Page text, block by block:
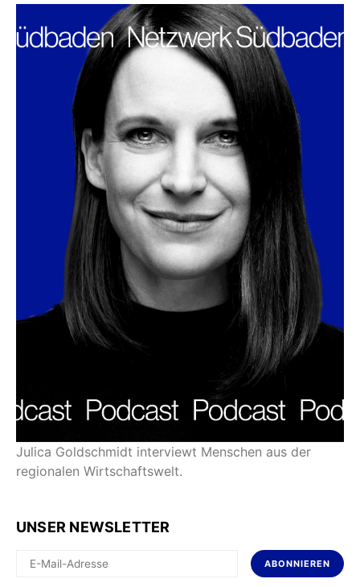
Julica Goldschmidt interviewt Menschen aus der
regionalen Wirtschaftswelt.
UNSER NEWSLETTER
ABONNIEREN